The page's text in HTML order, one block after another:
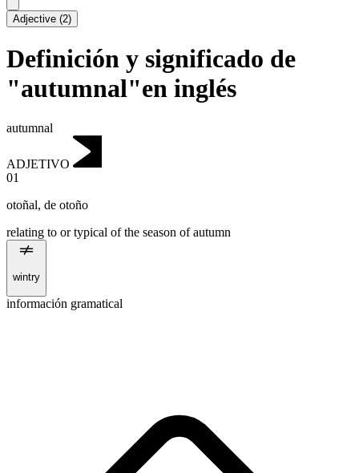
Adjective (2)
Definición y significado de
"autumnal"en inglés
autumnal
ADJETIVO
01
otoñal, de otoño
relating to or typical of the season of autumn
wintry
información gramatical